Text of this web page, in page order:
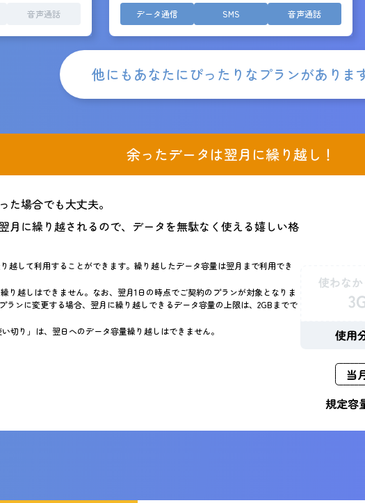
音声通話 データ通信 SMS 音声通話
他にもあなたにぴったりなプランがありま
余ったデータは翌月に繰り越し！
た場合でも大丈夫。
月に繰り越されるので、データを無駄なく使える嬉しい格
越して利用することができます。繰り越したデータ容量は翌月まで利用でき
り越しはできません。なお、翌月1日の時点でご契約のプランが対象となりま
ランに変更する場合、翌月に繰り越しできるデータ容量の上限は、2GBまでで
い切り」は、翌日へのデータ容量繰り越しはできません。